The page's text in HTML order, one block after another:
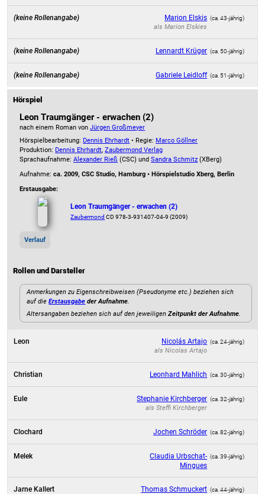
(keine Rollenangabe) Marion Elskis
alsMarion Elskies
(ca. 43‑jährig)
(keine Rollenangabe) Lennardt Krüger (ca. 50‑jährig)
(keine Rollenangabe) Gabriele Leidloff (ca. 51‑jährig)
Hörspiel
Leon Traumgänger - erwachen (2)
nach einem Roman vonJürgen Großmeyer
Hörspielbearbeitung: Dennis Ehrhardt • Regie: Marco Göllner
Produktion: Dennis Ehrhardt,Zaubermond Verlag
Sprachaufnahme:Alexander Rieß (CSC) undSandra Schmitz (XBerg)
Aufnahme:ca. 2009, CSC Studio, Hamburg • Hörspielstudio Xberg, Berlin
Erstausgabe:
Leon Traumgänger - erwachen (2)
Zaubermond CD 978-3-931407-04-9 (2009)
Verlauf
Rollen und Darsteller
Anmerkungen zu Eigenschreibweisen (Pseudonyme etc.) beziehen sich
auf dieErstausgabe der Aufnahme.
Altersangaben beziehen sich auf den jeweiligenZeitpunkt der Aufnahme.
Leon Nicolás Artajo
alsNicolas Artajo
(ca. 24‑jährig)
Christian Leonhard Mahlich (ca. 30‑jährig)
Eule Stephanie Kirchberger
alsSteffi Kirchberger
(ca. 32‑jährig)
Clochard Jochen Schröder (ca. 82‑jährig)
Melek
Claudia Urbschat-
Mingues
(ca. 39‑jährig)
Jarne Kallert Thomas Schmuckert (ca. 44‑jährig)